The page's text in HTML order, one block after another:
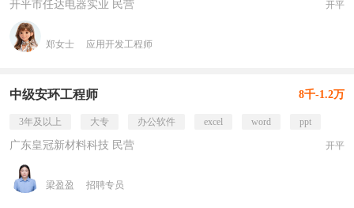
开平市任达电器实业 民营 开平
郑女士 应用开发工程师
中级安环工程师 8千-1.2万
3年及以上 大专 办公软件 excel word ppt
广东皇冠新材料科技 民营 开平
梁盈盈 招聘专员